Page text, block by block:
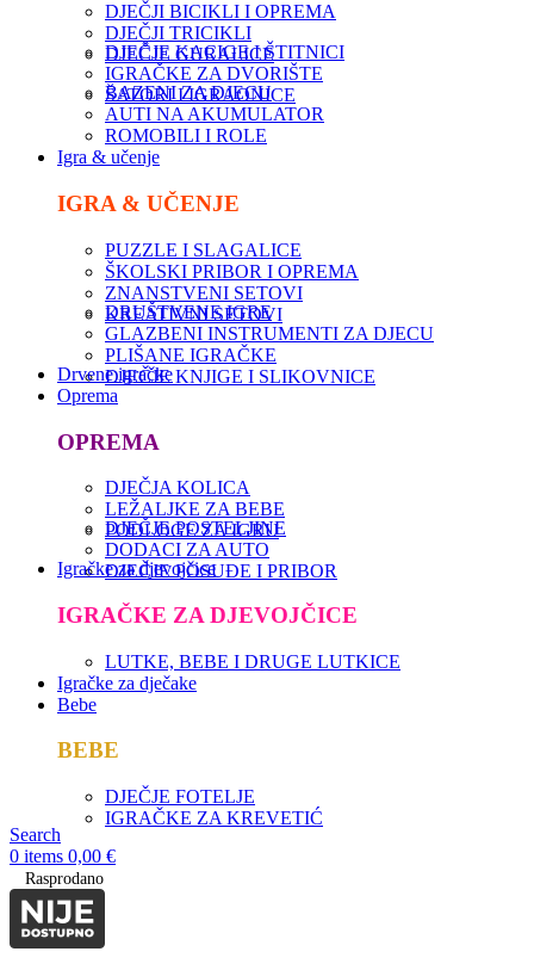
DJEČJI BICIKLI I OPREMA
DJEČJI TRICIKLI
DJEČJE GURALICE
DJEČJE KACIGE I ŠTITNICI
IGRAČKE ZA DVORIŠTE
ŠATORI I IGRAONICE
BAZENI ZA DJECU
AUTI NA AKUMULATOR
ROMOBILI I ROLE
Igra & učenje
IGRA & UČENJE
PUZZLE I SLAGALICE
ŠKOLSKI PRIBOR I OPREMA
ZNANSTVENI SETOVI
KREATIVNI SETOVI
DRUŠTVENE IGRE
GLAZBENI INSTRUMENTI ZA DJECU
PLIŠANE IGRAČKE
DJEČJE KNJIGE I SLIKOVNICE
Drvene igračke
Oprema
OPREMA
DJEČJA KOLICA
LEŽALJKE ZA BEBE
PODLOGE ZA IGRU
DJEČJE POSTELJINE
DODACI ZA AUTO
DJEČJE POSUĐE I PRIBOR
Igračke za djevojčice
IGRAČKE ZA DJEVOJČICE
LUTKE, BEBE I DRUGE LUTKICE
Igračke za dječake
Bebe
BEBE
DJEČJE FOTELJE
IGRAČKE ZA KREVETIĆ
Search
0 items 0,00 €
Rasprodano